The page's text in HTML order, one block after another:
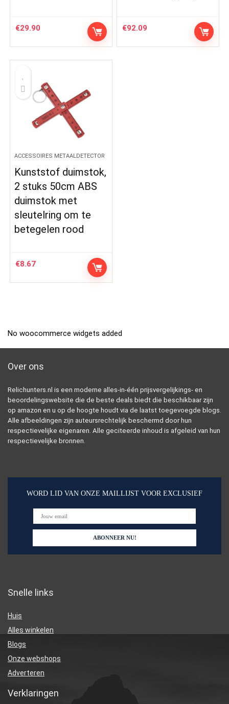
€29.90 €92.09
ACCESSOIRES METAALDETECTOR
Kunststof duimstok,
2 stuks 50cm ABS
duimstok met
sleutelring om te
betegelen rood
€8.67
No woocommerce widgets added
Over ons
Relichunters.nl is een moderne alles-in-één prijsvergelijkings- en
beoordelingswebsite die de beste deals biedt die beschikbaar zijn
op amazon en u op de hoogte houdt via de laatst toegevoegde blogs.
Alle afbeeldingen zijn auteursrechtelijk beschermd door hun
respectievelijke eigenaren. Alle geciteerde inhoud is afgeleid van hun
respectievelijke bronnen.
WORD LID VAN ONZE MAILLIJST VOOR EXCLUSIEF
Snelle links
Huis
Alles winkelen
Blogs
Onze webshops
Adverteren
Verklaringen